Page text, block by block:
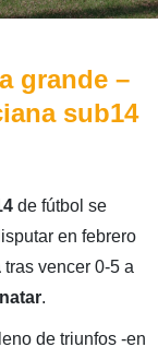
grande –
sub14
de fútbol se
en febrero
tras vencer 0-5 a
.
de triunfos -en